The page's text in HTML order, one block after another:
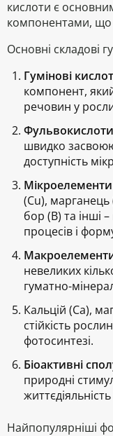
кислоти є
компонентами, що
Основні складові
Гумінові
компонент,
речовин у
Фульвокислоти
швидко
доступність
Мікроелементи
(Cu), марганець
бор (B) та інші
процесів і
невеликих
гуматно-
Кальцій (Ca),
стійкість
фотосинтезі.
Біоактивні
природні
Найпопулярніші